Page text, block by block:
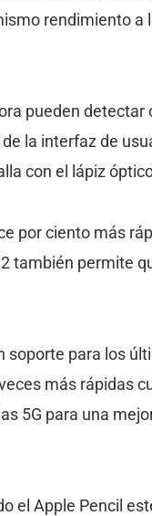
rendimiento a
pueden detectar
la interfaz de
con el lápiz
por ciento más
también permite
soporte para los
más rápidas
5G para una
el Apple Pencil